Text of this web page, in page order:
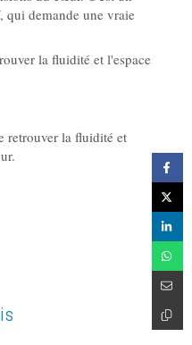
demande une vraie
la fluidité et l'espace
retrouver la fluidité et